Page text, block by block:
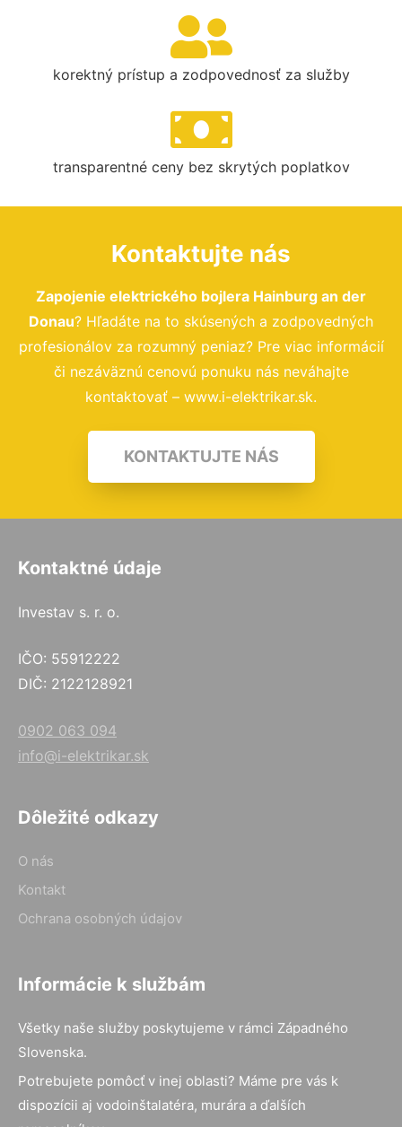
korektný prístup a zodpovednosť za služby
transparentné ceny bez skrytých poplatkov
Kontaktujte nás
Zapojenie elektrického bojlera Hainburg an der
Donau? Hľadáte na to skúsených a zodpovedných
profesionálov za rozumný peniaz? Pre viac informácií
či nezáväznú cenovú ponuku nás neváhajte
kontaktovať – www.i-elektrikar.sk.
KONTAKTUJTE NÁS
Kontaktné údaje
Investav s. r. o.
IČO: 55912222
DIČ: 2122128921
0902 063 094
info@i-elektrikar.sk
Dôležité odkazy
O nás
Kontakt
Ochrana osobných údajov
Informácie k službám
Všetky naše služby poskytujeme v rámci Západného
Slovenska.
Potrebujete pomôcť v inej oblasti? Máme pre vás k
dispozícii aj vodoinštalatéra, murára a ďalších